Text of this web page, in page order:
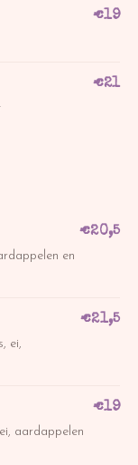
€19
€21
en
€20,5
ei,
€21,5
aardappelen
€19